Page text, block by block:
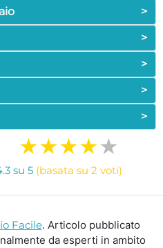
>
>
>
>
>
su 5 (basata su 2 voti)
Facile. Articolo pubblicato
da esperti in ambito